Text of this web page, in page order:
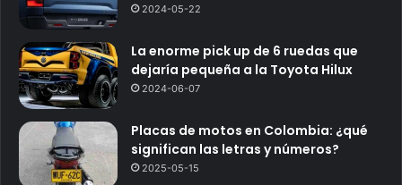
2024-05-22
La enorme pick up de 6 ruedas que
dejaría pequeña a la Toyota Hilux
2024-06-07
Placas de motos en Colombia: ¿qué
significan las letras y números?
2025-05-15